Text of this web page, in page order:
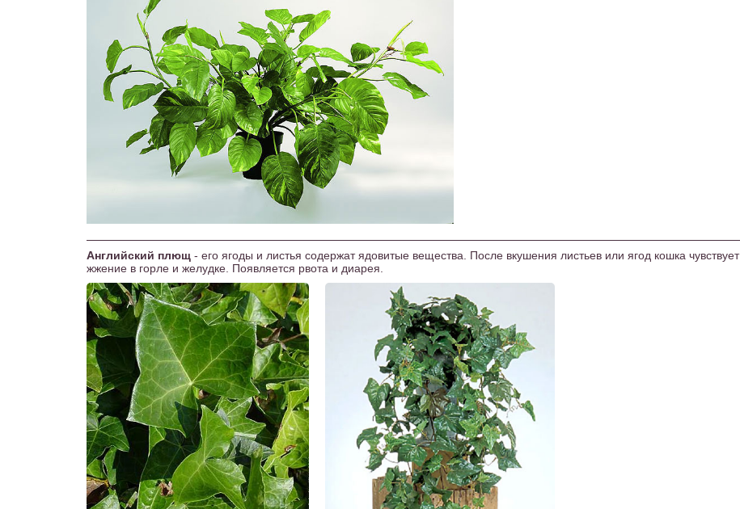
Английский плющ - его ягоды и листья содержат ядовитые вещества. После вкушения листьев или ягод кошка чувствует
жжение в горле и желудке. Появляется рвота и диарея.